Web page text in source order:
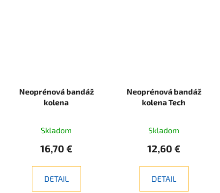
Neoprénová bandáž
kolena
Skladom
16,70 €
DETAIL
Neoprénová bandáž
kolena Tech
Skladom
12,60 €
DETAIL